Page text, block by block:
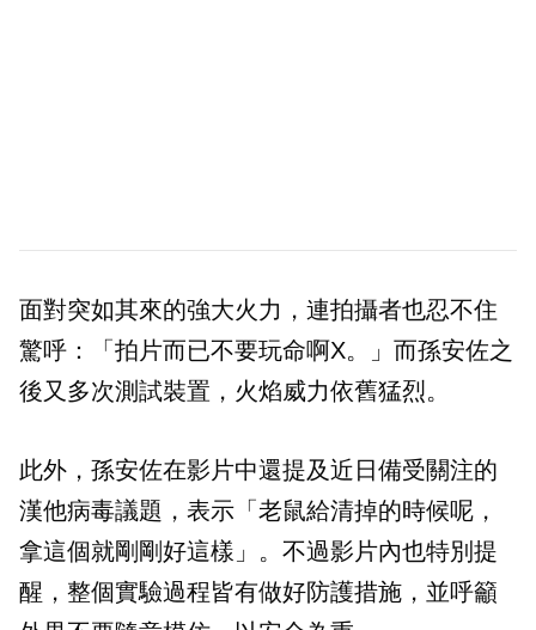
面對突如其來的強大火力，連拍攝者也忍不住
驚呼：「拍片而已不要玩命啊X。」而孫安佐之
後又多次測試裝置，火焰威力依舊猛烈。
此外，孫安佐在影片中還提及近日備受關注的
漢他病毒議題，表示「老鼠給清掉的時候呢，
拿這個就剛剛好這樣」。不過影片內也特別提
醒，整個實驗過程皆有做好防護措施，並呼籲